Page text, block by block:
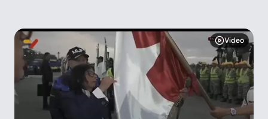
Video